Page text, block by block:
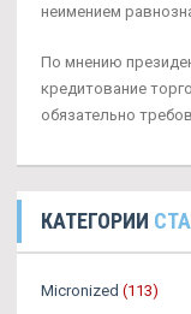
неимением
По мнению
кредитование
обязательно
КАТЕГОРИИ
Micronized (113)